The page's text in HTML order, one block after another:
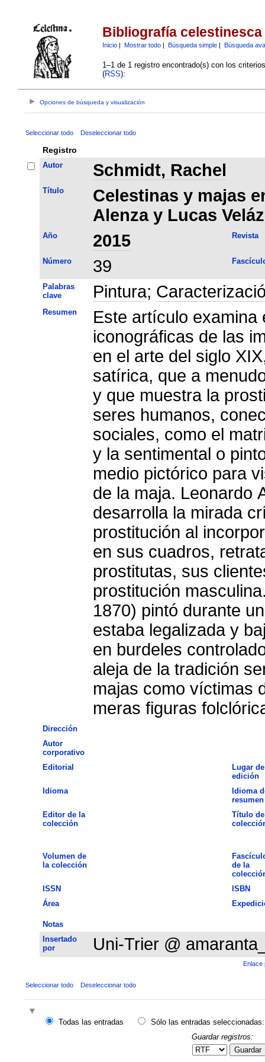
Bibliografía celestinesca
Inicio| Mostrar todo| Búsqueda simple| Búsqueda
1–1 de 1 registro encontrado(s) con los
(RSS):
Opciones de búsqueda y visualización
Seleccionar todo Deseleccionar todo
Registro
Autor Schmidt, Rachel
Título
Celestinas y majas
Alenza y Lucas
Año 2015 Revista
Número 39
Palabras
clave
Pintura;
Resumen
Este artículo examina el
iconográficas de las
en el arte del siglo XIX, ambas establecidas por Goya: la
satírica, que a
y que muestra la
seres humanos,
sociales, como el
y la sentimental o
medio pictórico para
de la maja. Leonardo
desarrolla la mirada
prostitución al
en sus cuadros,
prostitutas, sus
prostitución
1870) pintó durante
estaba legalizada y
en burdeles
aleja de la tradición
majas como víctimas
meras figuras
Dirección
Autor
corporativo
Editorial
Lugar de
edición
Idioma
Idioma
resumen
Editor de la
colección
Título
Volumen de
la colección
de la
ISSN
ISBN
Área
Notas
Insertado
por
Uni-Trier @
Enlace
Seleccionar todo Deseleccionar todo
Todas las entradas
Sólo las entradas seleccionadas:
Guardar registros:
Guardar